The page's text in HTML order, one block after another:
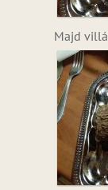
Majd